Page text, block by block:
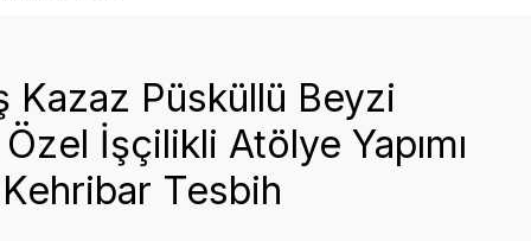
Kazaz Püsküllü Beyzi
İşçilikli Atölye Yapımı
Kehribar Tesbih